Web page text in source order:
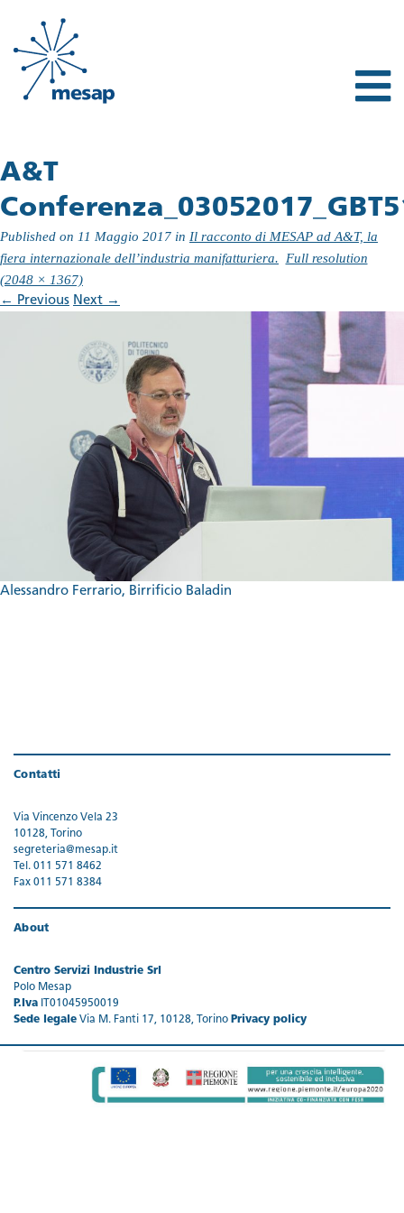
A&T
Published on 11 Maggio 2017 in Il racconto di MESAP ad A&T, la
fiera internazionale dell’industria manifatturiera.
Full resolution
(2048 × 1367)
← Previous Next →
Alessandro Ferrario, Birrificio Baladin
Contatti
Via Vincenzo Vela 23
10128, Torino
segreteria@mesap.it
Tel. 011 571 8462
Fax 011 571 8384
About
Centro Servizi Industrie Srl
Polo Mesap
P.Iva IT01045950019
Sede legale Via M. Fanti 17, 10128, Torino Privacy policy